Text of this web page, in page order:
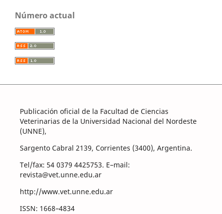
Número actual
Publicación oficial de la Facultad de Ciencias
Veterinarias de la Universidad Nacional del Nordeste
(UNNE),
Sargento Cabral 2139, Corrientes (3400), Argentina.
Tel/fax: 54 0379 4425753. E–mail:
revista@vet.unne.edu.ar
http://www.vet.unne.edu.ar
ISSN: 1668–4834